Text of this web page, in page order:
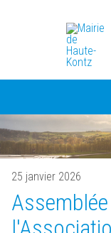
25 janvier 2026